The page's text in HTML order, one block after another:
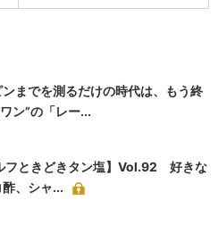
ンまでを測るだけの時代は、もう終
ン”の「レー...
フときどきタン塩】Vol.92 好きな
、シャ...